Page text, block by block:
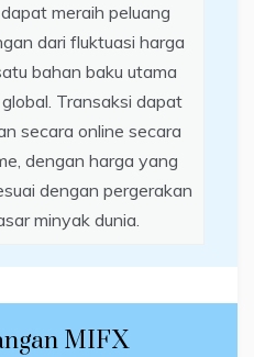
meraih peluang
dari fluktuasi harga
bahan baku utama
Transaksi dapat
secara online secara
dengan harga yang
dengan pergerakan
minyak dunia.
MIFX